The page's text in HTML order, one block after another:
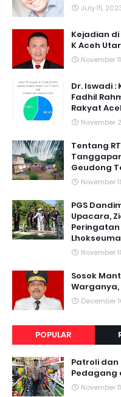
July 15,
Kejadian di
K Aceh
November
Dr. Iswadi
Fadhil
Rakyat
November
Tentang
Geudong
November
PGS
Upacara,
Peringatan
November
Sosok
Warganya,
December
POPULAR
Patroli dan
Pedagang
November